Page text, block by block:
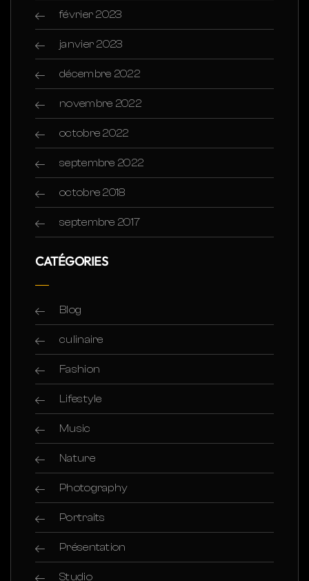
février 2023
janvier 2023
décembre 2022
novembre 2022
octobre 2022
septembre 2022
octobre 2018
septembre 2017
CATÉGORIES
Blog
culinaire
Fashion
Lifestyle
Music
Nature
Photography
Portraits
Présentation
Studio